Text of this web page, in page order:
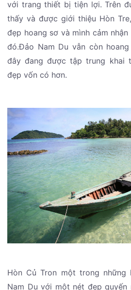
với trang thiết bị tiện lợi. Trên
thấy và được giới thiệu Hòn
đẹp hoang sơ và mình cảm
đó.Đảo Nam Du vẫn còn
đây đang được tập trung khai
đẹp vốn có hơn.
Hòn Củ Tron một trong
Nam Du với một nét đẹp quyến